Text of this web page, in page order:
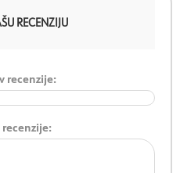
RECENZIJU
recenzije:
recenzije: